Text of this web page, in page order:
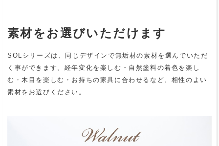
素材をお選びいただけます
SOLシリーズは、同じデザインで無垢材の素材を選んでいただ
く事ができます。経年変化を楽しむ・自然塗料の着色を楽し
む・木目を楽しむ・お持ちの家具に合わせるなど、相性のよい
素材をお選びください。